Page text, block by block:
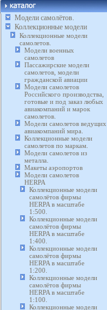
Модели самолётов.
Коллекционные модели
Коллекционные модели
самолетов.
Модели военных
самолетов
Пассажирские модели
самолетов, модели
гражданской авиации
Модели самолетов
Российского производства,
готовые и под заказ любых
авиакомпаний и марок
самолетов.
Модели самолетов ведущих
авиакомпаний мира.
Коллекционные модели
самолетов по маркам.
Модели самолетов из
металла.
Макеты аэропортов
Модели самолетов
HERPA
Коллекционные модели
самолётов фирмы
HERPA в масштабе
1:500.
Коллекционные модели
самолётов фирмы
HERPA в масштабе
1:400.
Коллекционные модели
самолётов фирмы
HERPA в масштабе
1:200.
Коллекционные модели
самолётов фирмы
HERPA в масштабе
1:100.
Коллекционные модели